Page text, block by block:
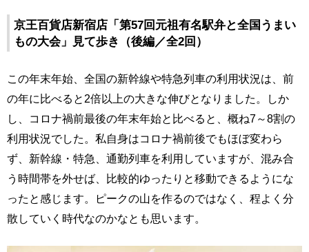
京王百貨店新宿店「第57回元祖有名駅弁と全国うまい
もの大会」見て歩き（後編／全2回）
この年末年始、全国の新幹線や特急列車の利用状況は、前
の年に比べると2倍以上の大きな伸びとなりました。しか
し、コロナ禍前最後の年末年始と比べると、概ね7～8割の
利用状況でした。私自身はコロナ禍前後でもほぼ変わら
ず、新幹線・特急、通勤列車を利用していますが、混み合
う時間帯を外せば、比較的ゆったりと移動できるようにな
ったと感じます。ピークの山を作るのではなく、程よく分
散していく時代なのかなとも思います。